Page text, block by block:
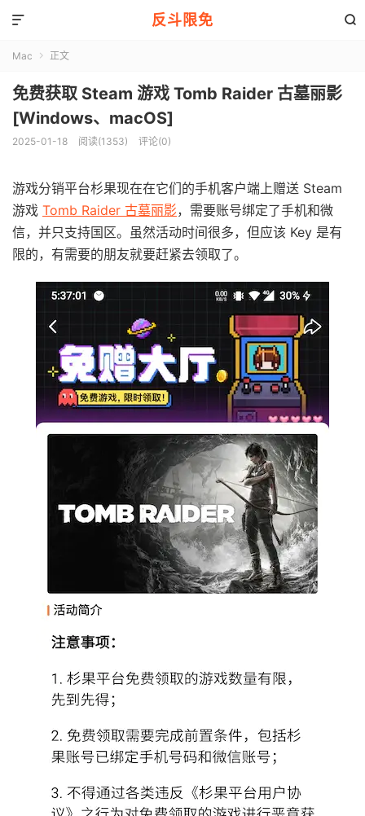
反斗限免 

Mac  正文
免费获取 Steam 游戏 Tomb Raider 古墓丽影
[Windows、macOS]
2025-01-18 阅读(1353) 评论(0)
游戏分销平台杉果现在在它们的手机客户端上赠送 Steam
游戏 Tomb Raider 古墓丽影，需要账号绑定了手机和微
信，并只支持国区。虽然活动时间很多，但应该 Key 是有
限的，有需要的朋友就要赶紧去领取了。